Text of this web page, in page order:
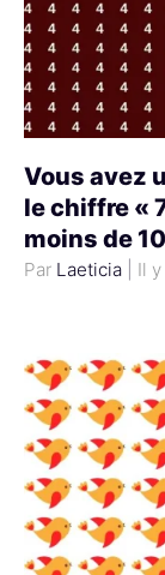
Vous avez
le chiffre «
moins de
Laeticia